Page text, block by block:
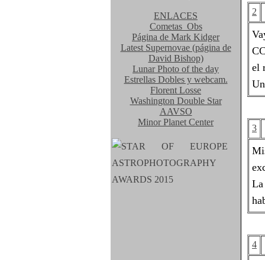
ENLACES
Cometas_Obs
Página de Mark Kidger
Latest Supernovae (página de
David Bishop)
Lunar Photo of the day
Estrellas Dobles y webcam.
Florent Losse
Washington Double Star
AAVSO
Minor Planet Center
2
el
3
4